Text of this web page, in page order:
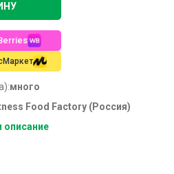
много
Food Factory (Россия)
описание